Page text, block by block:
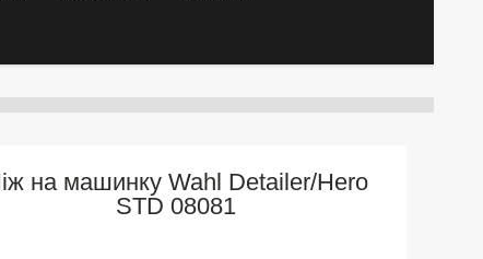
на машинку Wahl Detailer/Hero
STD 08081